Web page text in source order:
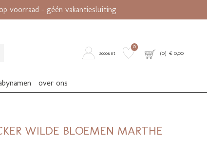
voorraad - géén vakantiesluiting
account
0
(0) € 0,00
over ons
WILDE BLOEMEN MARTHE